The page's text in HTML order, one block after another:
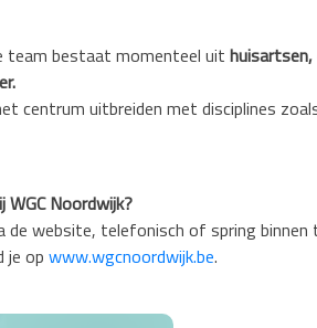
team bestaat momenteel uit huisartsen,
centrum uitbreiden met disciplines
WGC Noordwijk?
de website, telefonisch of spring binnen
je op www.wgcnoordwijk.be.